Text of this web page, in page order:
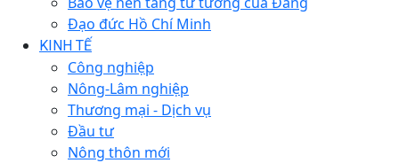
Đạo đức Hồ Chí Minh
KINH TẾ
Công nghiệp
Nông-Lâm nghiệp
Thương mại - Dịch vụ
Đầu tư
Nông thôn mới